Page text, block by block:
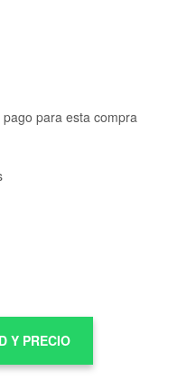
para esta compra
Y PRECIO